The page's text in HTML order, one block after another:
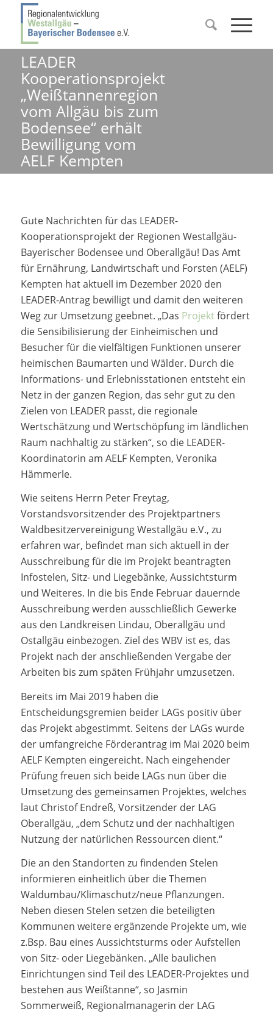
LEADER
Kooperationsprojekt
„Weißtannenregion
vom Allgäu bis zum
Bodensee“ erhält
Bewilligung vom
AELF Kempten
Gute Nachrichten für das LEADER-
Kooperationsprojekt der Regionen Westallgäu-
Bayerischer Bodensee und Oberallgäu! Das Amt
für Ernährung, Landwirtschaft und Forsten (AELF)
Kempten hat aktuell im Dezember 2020 den
LEADER-Antrag bewilligt und damit den weiteren
Weg zur Umsetzung geebnet. „Das Projektfördert
die Sensibilisierung der Einheimischen und
Besucher für die vielfältigen Funktionen unserer
heimischen Baumarten und Wälder. Durch die
Informations- und Erlebnisstationen entsteht ein
Netz in der ganzen Region, das sehr gut zu den
Zielen von LEADER passt, die regionale
Wertschätzung und Wertschöpfung im ländlichen
Raum nachhaltig zu stärken“, so die LEADER-
Koordinatorin am AELF Kempten, Veronika
Hämmerle.
Wie seitens Herrn Peter Freytag,
Vorstandsvorsitzender des Projektpartners
Waldbesitzervereinigung Westallgäu e.V., zu
erfahren war, befindet man sich aktuell in der
Ausschreibung für die im Projekt beantragten
Infostelen, Sitz- und Liegebänke, Aussichtsturm
und Weiteres. In die bis Ende Februar dauernde
Ausschreibung werden ausschließlich Gewerke
aus den Landkreisen Lindau, Oberallgäu und
Ostallgäu einbezogen. Ziel des WBV ist es, das
Projekt nach der anschließenden Vergabe der
Arbeiten bis zum späten Frühjahr umzusetzen.
Bereits im Mai 2019 haben die
Entscheidungsgremien beider LAGs positiv über
das Projekt abgestimmt. Seitens der LAGs wurde
der umfangreiche Förderantrag im Mai 2020 beim
AELF Kempten eingereicht. Nach eingehender
Prüfung freuen sich beide LAGs nun über die
Umsetzung des gemeinsamen Projektes, welches
laut Christof Endreß, Vorsitzender der LAG
Oberallgäu, „dem Schutz und der nachhaltigen
Nutzung der natürlichen Ressourcen dient.“
Die an den Standorten zu findenden Stelen
informieren einheitlich über die Themen
Waldumbau/Klimaschutz/neue Pflanzungen.
Neben diesen Stelen setzen die beteiligten
Kommunen weitere ergänzende Projekte um, wie
z.Bsp. Bau eines Aussichtsturms oder Aufstellen
von Sitz- oder Liegebänken. „Alle baulichen
Einrichtungen sind Teil des LEADER-Projektes und
bestehen aus Weißtanne“, so Jasmin
Sommerweiß, Regionalmanagerin der LAG